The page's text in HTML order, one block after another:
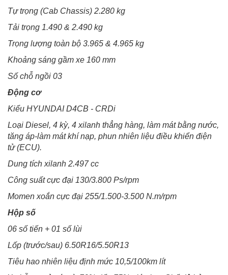
Tự trọng (Cab Chassis) 2.280 kg
Tải trọng 1.490 & 2.490 kg
Trọng lượng toàn bộ 3.965 & 4.965 kg
Khoảng sáng gầm xe 160 mm
Số chỗ ngồi 03
Động cơ
Kiểu HYUNDAI D4CB - CRDi
Loại Diesel, 4 kỳ, 4 xilanh thẳng hàng, làm mát bằng nước,
tăng áp-làm mát khí nạp, phun nhiên liệu điều khiển điện
tử (ECU).
Dung tích xilanh 2.497 cc
Công suất cực đại 130/3.800 Ps/rpm
Momen xoắn cực đại 255/1.500-3.500 N.m/rpm
Hộp số
06 số tiến + 01 số lùi
Lốp (trước/sau) 6.50R16/5.50R13
Tiêu hao nhiên liệu định mức 10,5/100km lít